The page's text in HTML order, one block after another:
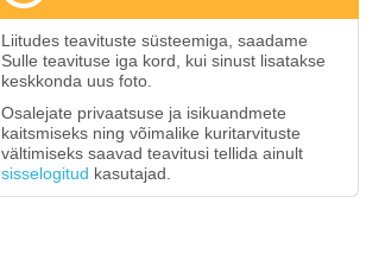
Liitudes teavituste süsteemiga, saadame
Sulle teavituse iga kord, kui sinust lisatakse
keskkonda uus foto.
Osalejate privaatsuse ja isikuandmete
kaitsmiseks ning võimalike kuritarvituste
vältimiseks saavad teavitusi tellida ainult
sisselogitud kasutajad.